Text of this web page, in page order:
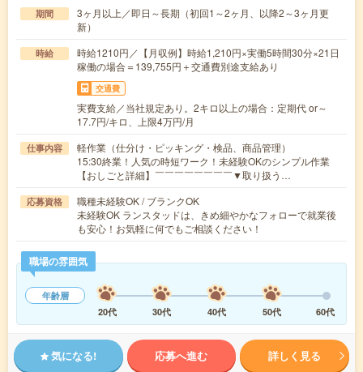
期間
3ヶ月以上／即日～長期（初回1～2ヶ月、以降2～3ヶ月更
新）
時給
時給1210円／【月収例】時給1,210円×実働5時間30分×21日
稼働の場合＝139,755円＋交通費別途支給あり
交通費
実費支給／当社規定あり。2キロ以上の場合：定期代 or～
17.7円/キロ、上限4万円/月
仕事内容
軽作業（仕分け・ピッキング・検品、商品管理）
15:30終業！人気の時短ワーク！未経験OKのシンプル作業
【おしごと詳細】￣￣￣￣￣￣￣￣▼取り扱う…
応募資格
職種未経験OK / ブランクOK
未経験OK ランスタッドは、きめ細やかなフォローで就業後
も安心！お気軽に何でもご相談ください！
職場の雰囲気
年齢層
20代
30代 40代 50代 60代
気になる! 応募へ進む 詳しく見る